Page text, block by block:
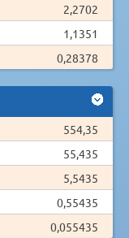
2,2702
1,1351
0,28378
554,35
55,435
5,5435
0,55435
0,055435